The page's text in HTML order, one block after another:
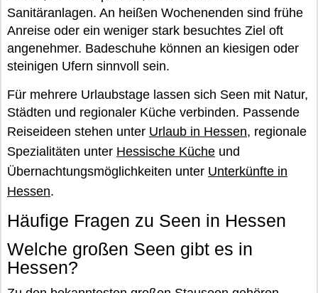
Sanitäranlagen. An heißen Wochenenden sind frühe
Anreise oder ein weniger stark besuchtes Ziel oft
angenehmer. Badeschuhe können an kiesigen oder
steinigen Ufern sinnvoll sein.
Für mehrere Urlaubstage lassen sich Seen mit Natur,
Städten und regionaler Küche verbinden. Passende
Reiseideen stehen unter Urlaub in Hessen, regionale
Spezialitäten unter Hessische Küche und
Übernachtungsmöglichkeiten unter Unterkünfte in
Hessen.
Häufige Fragen zu Seen in Hessen
Welche großen Seen gibt es in
Hessen?